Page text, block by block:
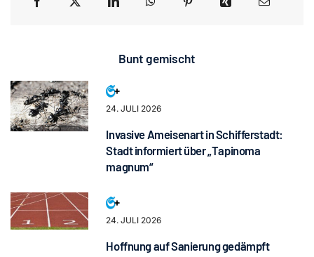
Bunt gemischt
24. JULI 2026
Invasive Ameisenart in Schifferstadt:
Stadt informiert über „Tapinoma
magnum“
24. JULI 2026
Hoffnung auf Sanierung gedämpft